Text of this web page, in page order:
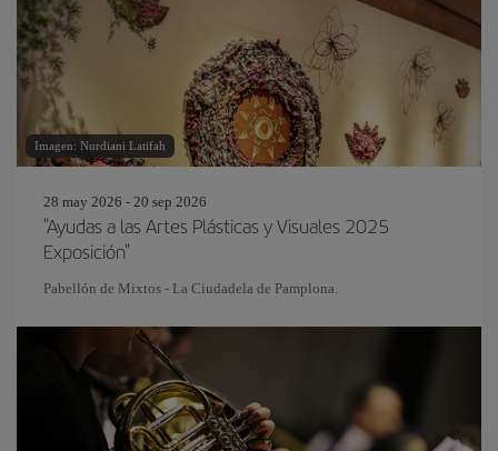
Imagen: Nurdiani Latifah
28 may 2026 - 20 sep 2026
"Ayudas a las Artes Plásticas y Visuales 2025
Exposición"
Pabellón de Mixtos - La Ciudadela de Pamplona.